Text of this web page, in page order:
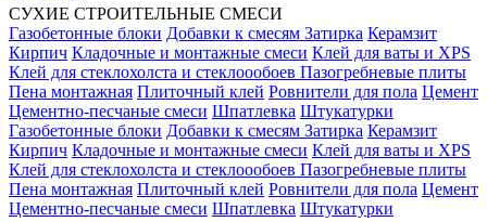
СУХИЕ СТРОИТЕЛЬНЫЕ СМЕСИ
Газобетонные блоки Добавки к смесям Затирка Керамзит
Кирпич Кладочные и монтажные смеси Клей для ваты и XPS
Клей для стеклохолста и стеклоообоев Пазогребневые плиты
Пена монтажная Плиточный клей Ровнители для пола Цемент
Цементно-песчаные смеси Шпатлевка Штукатурки
Газобетонные блоки Добавки к смесям Затирка Керамзит
Кирпич Кладочные и монтажные смеси Клей для ваты и XPS
Клей для стеклохолста и стеклоообоев Пазогребневые плиты
Пена монтажная Плиточный клей Ровнители для пола Цемент
Цементно-песчаные смеси Шпатлевка Штукатурки